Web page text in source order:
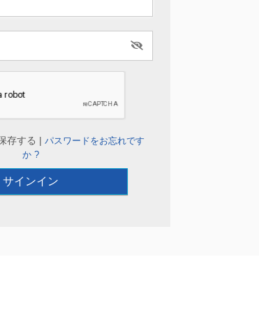
存する |パスワードをお忘れです
か ?